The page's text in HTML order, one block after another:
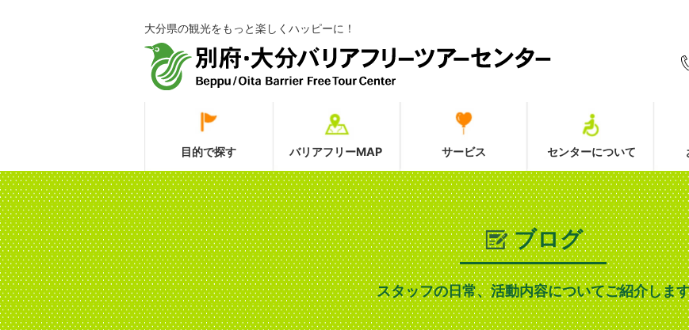
大分県の観光をもっと楽しくハッピーに！
目的で探す バリアフリーMAP サービス センターについて
ブログ
スタッフの日常、活動内容についてご紹介しま